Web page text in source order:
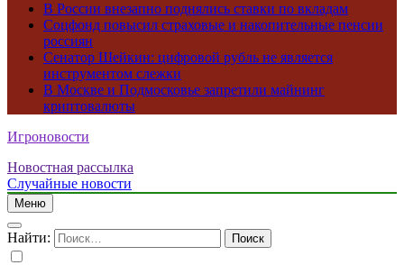
В России внезапно поднялись ставки по вкладам
Соцфонд повысил страховые и накопительные пенсии
россиян
Сенатор Шейкин: цифровой рубль не является
инструментом слежки
В Москве и Подмосковье запретили майнинг
криптовалюты
Игроновости
Новостная рассылка
Случайные новости
Меню
Найти: